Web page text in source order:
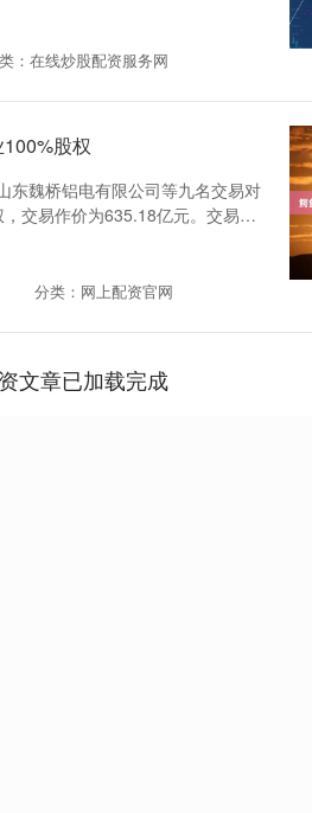
：在线炒股配资服务网
股权
东魏桥铝电有限公司等九名交易对
交易作价为635.18亿元。交易完
分类：网上配资官网
文章已加载完成